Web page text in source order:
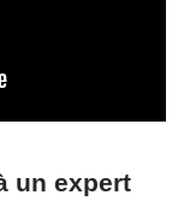
un expert